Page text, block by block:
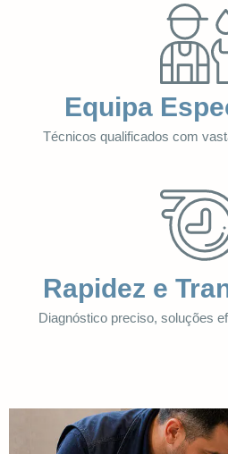
Equipa
Técnicos qualificados com
Rapidez e
Diagnóstico preciso, soluções